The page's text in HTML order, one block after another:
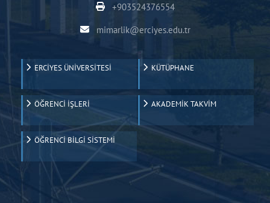
+903524376554
mimarlik@erciyes.edu.tr
ERCİYES ÜNİVERSİTESİ KÜTÜPHANE
ÖĞRENCİ İŞLERİ AKADEMİK TAKVİM
ÖĞRENCİ BİLGİ SİSTEMİ